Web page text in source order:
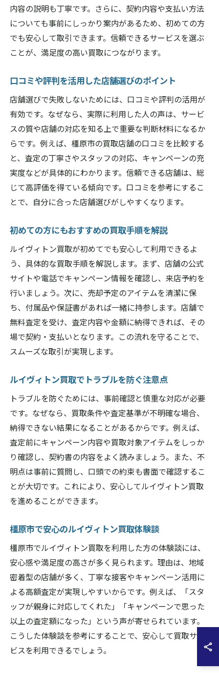
内容の説明も丁寧です。さらに、契約内容や支払い方法
についても事前にしっかり案内があるため、初めての方
でも安心して取引できます。信頼できるサービスを選ぶ
ことが、満足度の高い買取につながります。
口コミや評判を活用した店舗選びのポイント
店舗選びで失敗しないためには、口コミや評判の活用が
有効です。なぜなら、実際に利用した人の声は、サービ
スの質や店舗の対応を知る上で重要な判断材料になるか
らです。例えば、橿原市の買取店舗の口コミを比較する
と、査定の丁寧さやスタッフの対応、キャンペーンの充
実度などが具体的にわかります。信頼できる店舗は、総
じて高評価を得ている傾向です。口コミを参考にするこ
とで、自分に合った店舗選びがしやすくなります。
初めての方にもおすすめの買取手順を解説
ルイヴィトン買取が初めてでも安心して利用できるよ
う、具体的な買取手順を解説します。まず、店舗の公式
サイトや電話でキャンペーン情報を確認し、来店予約を
行いましょう。次に、売却予定のアイテムを清潔に保
ち、付属品や保証書があれば一緒に持参します。店舗で
無料査定を受け、査定内容や金額に納得できれば、その
場で契約・支払いとなります。この流れを守ることで、
スムーズな取引が実現します。
ルイヴィトン買取でトラブルを防ぐ注意点
トラブルを防ぐためには、事前確認と慎重な対応が必要
です。なぜなら、買取条件や査定基準が不明確な場合、
納得できない結果になることがあるからです。例えば、
査定前にキャンペーン内容や買取対象アイテムをしっか
り確認し、契約書の内容をよく読みましょう。また、不
明点は事前に質問し、口頭での約束も書面で確認するこ
とが大切です。これにより、安心してルイヴィトン買取
を進めることができます。
橿原市で安心のルイヴィトン買取体験談
橿原市でルイヴィトン買取を利用した方の体験談には、
安心感や満足度の高さが多く見られます。理由は、地域
密着型の店舗が多く、丁寧な接客やキャンペーン活用に
よる高額査定が実現しやすいからです。例えば、「スタ
ッフが親身に対応してくれた」「キャンペーンで思った
以上の査定額になった」という声が寄せられています。
こうした体験談を参考にすることで、安心して買取サー
ビスを利用できるでしょう。